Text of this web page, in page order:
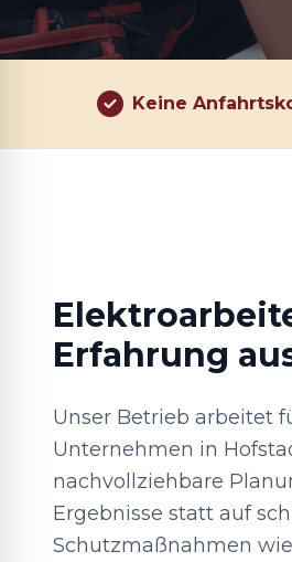
Keine
Erfahrung
Unser Betrieb arbeitet
Unternehmen in
nachvollziehbare
Ergebnisse statt auf
Schutzmaßnahmen